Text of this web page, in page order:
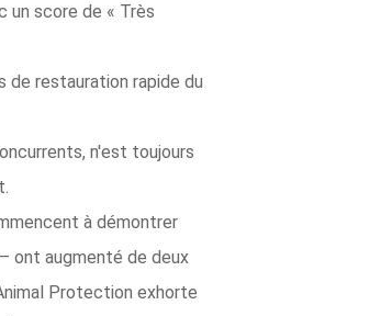
un score de « Très
de restauration rapide du
n'est toujours
à démontrer
ont augmenté de deux
Protection exhorte